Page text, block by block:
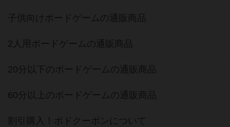
子供向けボードゲームの通販商品
2人用ボードゲームの通販商品
20分以下のボードゲームの通販商品
60分以上のボードゲームの通販商品
割引購入！ボドクーポンについて